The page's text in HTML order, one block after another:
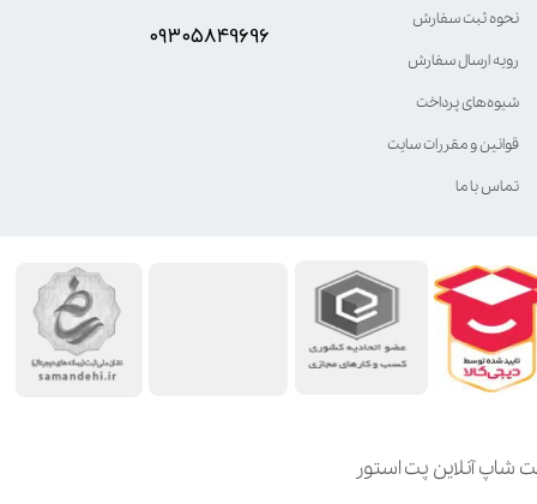
شاپ آنلاین پت استور
نحوه ثبت سفارش
رویه ارسال سفارش
شیوه‌های پرداخت
قوانین و مقررات سایت
تماس با ما
۰۹۳۰۵8۴9696